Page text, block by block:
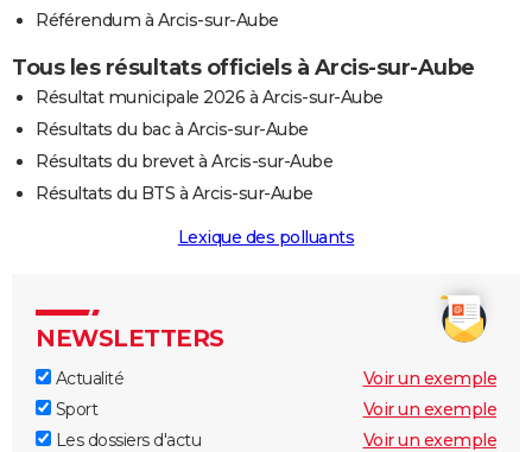
Référendum à Arcis-sur-Aube
Tous les résultats officiels à Arcis-sur-Aube
Résultat municipale 2026 à Arcis-sur-Aube
Résultats du bac à Arcis-sur-Aube
Résultats du brevet à Arcis-sur-Aube
Résultats du BTS à Arcis-sur-Aube
Lexique des polluants
NEWSLETTERS
Actualité
Voir un exemple
Sport
Voir un exemple
Les dossiers d'actu
Voir un exemple